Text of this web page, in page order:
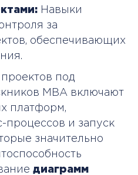
Навыки
за
обеспечивающих
под
МВА включают
платформ,
процессов и запуск
значительно
диаграмм